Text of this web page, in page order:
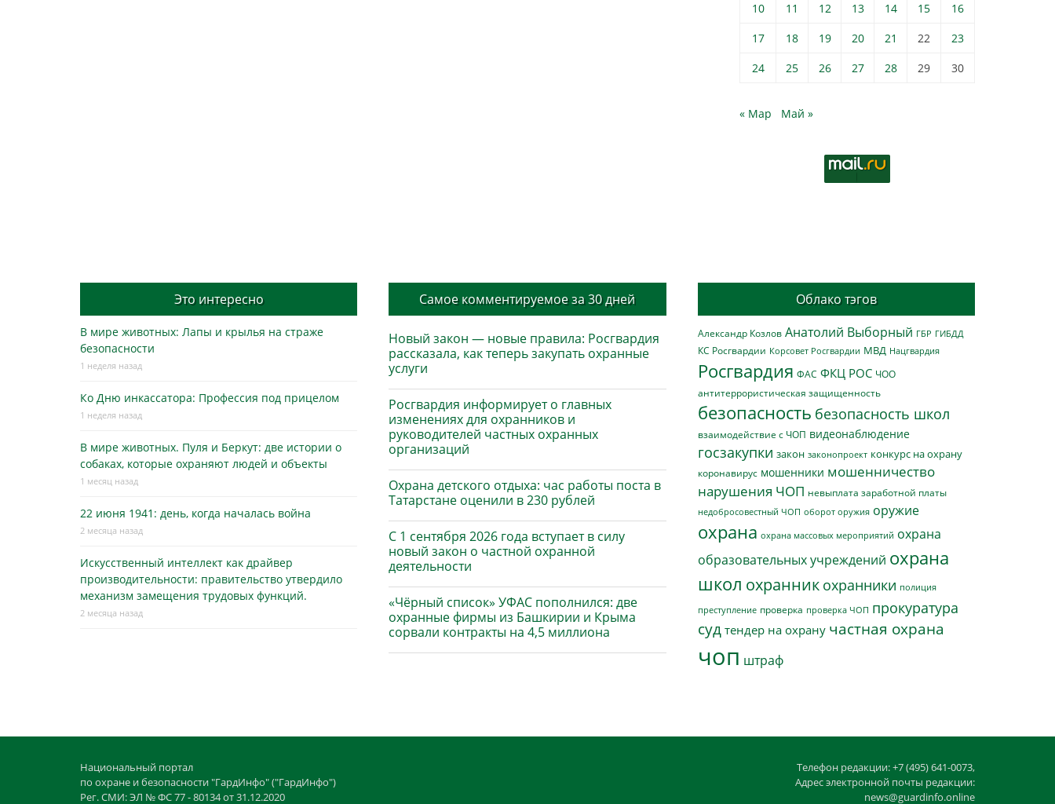
10
11 12 13 14 15
16
17
18 19 20 21 22
23
24
25 26 27 28 29 30
« Мар Май »
Это интересно
В мире животных: Лапы и крылья на страже
безопасности
1 неделя назад
Ко Дню инкассатора: Профессия под прицелом
1 неделя назад
В мире животных. Пуля и Беркут: две истории о
собаках, которые охраняют людей и объекты
1 месяц назад
22 июня 1941: день, когда началась война
2 месяца назад
Искусственный интеллект как драйвер
производительности: правительство утвердило
механизм замещения трудовых функций.
2 месяца назад
Самое комментируемое за 30 дней
Новый закон — новые правила: Росгвардия
рассказала, как теперь закупать охранные
услуги
Росгвардия информирует о главных
изменениях для охранников и
руководителей частных охранных
организаций
Охрана детского отдыха: час работы поста в
Татарстане оценили в 230 рублей
С 1 сентября 2026 года вступает в силу
новый закон о частной охранной
деятельности
«Чёрный список» УФАС пополнился: две
охранные фирмы из Башкирии и Крыма
сорвали контракты на 4,5 миллиона
Облако тэгов
Александр Козлов Анатолий Выборный ГБР ГИБДД
КС Росгвардии Корсовет Росгвардии МВД Нацгвардия
Росгвардия ФАС ФКЦ РОС ЧОО
антитеррористическая защищенность
безопасность безопасность школ
взаимодействие с ЧОП видеонаблюдение
госзакупки закон законопроект конкурс на охрану
коронавирус мошенники мошенничество
нарушения ЧОП невыплата заработной платы
недобросовестный ЧОП оборот оружия оружие
охрана охрана массовых мероприятий охрана
образовательных учреждений охрана
школ охранник охранники полиция
преступление проверка проверка ЧОП прокуратура
суд тендер на охрану частная охрана
чоп штраф
Национальный портал
по охране и безопасности "ГардИнфо" ("ГардИнфо")
Рег. СМИ: ЭЛ № ФС 77 - 80134 от 31.12.2020
Телефон редакции: +7 (495) 641-0073,
Адрес электронной почты редакции:
news@guardinfo.online